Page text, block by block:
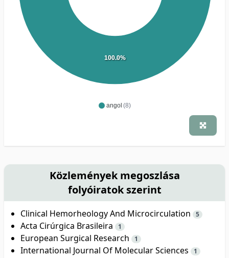
angol (8)
100.0%
Közlemények megoszlása
folyóiratok szerint
Clinical Hemorheology And Microcirculation 5
Acta Cirúrgica Brasileira 1
European Surgical Research 1
International Journal Of Molecular Sciences 1